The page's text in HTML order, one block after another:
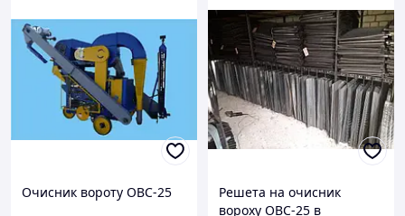
Очисник вороту ОВС-25 Решета на очисник
вороху ОВС-25 в